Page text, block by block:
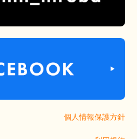
個人情報保護方針